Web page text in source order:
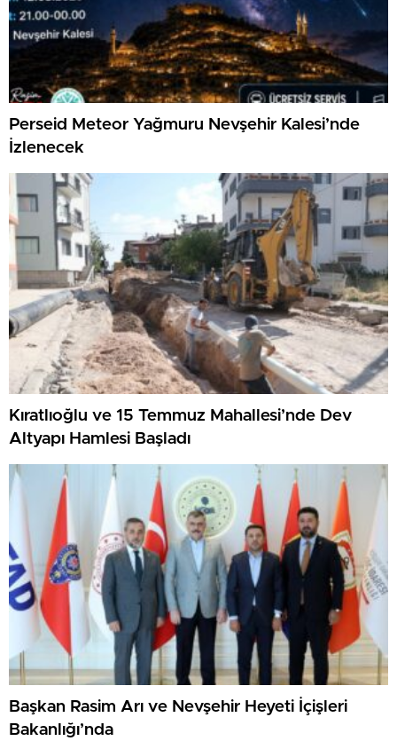
Perseid Meteor Yağmuru Nevşehir Kalesi’nde
İzlenecek
Kıratlıoğlu ve 15 Temmuz Mahallesi’nde Dev
Altyapı Hamlesi Başladı
Başkan Rasim Arı ve Nevşehir Heyeti İçişleri
Bakanlığı’nda